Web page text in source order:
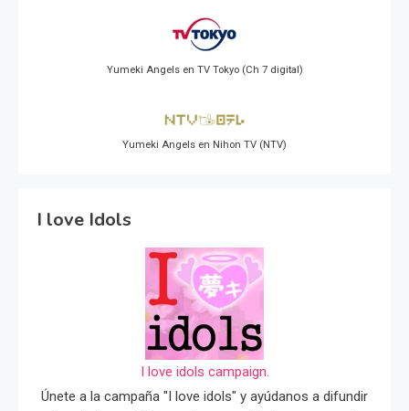
Yumeki Angels en TV Tokyo (Ch 7 digital)
Yumeki Angels en Nihon TV (NTV)
I love Idols
I love idols campaign.
Únete a la campaña "I love idols" y ayúdanos a difundir